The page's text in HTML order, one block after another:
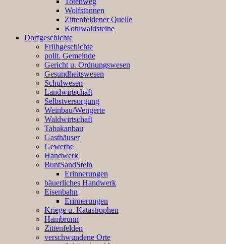
Wolfstannen
Zittenfeldener Quelle
Kohlwaldsteine
Dorfgeschichte
Frühgeschichte
polit. Gemeinde
Gericht u. Ordnungswesen
Gesundheitswesen
Schulwesen
Landwirtschaft
Selbstversorgung
Weinbau/Wengerte
Waldwirtschaft
Tabakanbau
Gasthäuser
Gewerbe
Handwerk
BuntSandStein
Erinnerungen
bäuerliches Handwerk
Eisenbahn
Erinnerungen
Kriege u. Katastrophen
Hambrunn
Zittenfelden
verschwundene Orte